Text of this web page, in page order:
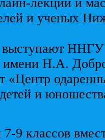
и ученых
выступают
имени Н.А.
«Центр
детей и
9 классов